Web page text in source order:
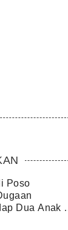
Poso
Dua Anak